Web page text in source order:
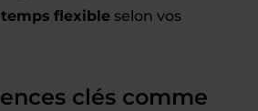
flexible selon vos
clés comme